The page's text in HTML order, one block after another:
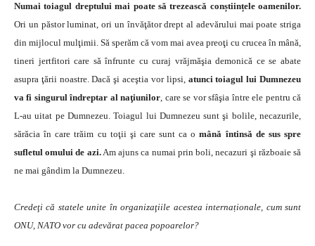
Numai toiagul dreptului mai poate să trezească conștiințele oamenilor.
Ori un păstor luminat, ori un învăţător drept al adevărului mai poate striga
din mijlocul mulţimii. Să sperăm că vom mai avea preoţi cu crucea în mână,
tineri jertfitori care să înfrunte cu curaj vrăjmăşia demonică ce se abate
asupra ţării noastre. Dacă şi aceştia vor lipsi, atunci toiagul lui Dumnezeu
va fi singurul îndreptar al naţiunilor, care se vor sfâşia între ele pentru că
L-au uitat pe Dumnezeu. Toiagul lui Dumnezeu sunt şi bolile, necazurile,
sărăcia în care trăim cu toţii şi care sunt ca omână întinsă de sus spre
sufletul omului de azi.Am ajuns ca numai prin boli, necazuri şi războaie să
ne mai gândim la Dumnezeu.
Credeţi că statele unite în organizaţiile acestea internaționale, cum sunt
ONU, NATO vor cu adevărat pacea popoarelor?